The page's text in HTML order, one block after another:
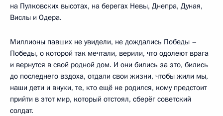
на Пулковских высотах, на берегах Невы, Днепра, Дуная,
Вислы и Одера.
Миллионы павших не увидели, не дождались Победы –
Победы, о которой так мечтали, верили, что одолеют врага
и вернутся в свой родной дом. И они бились за это, бились
до последнего вздоха, отдали свои жизни, чтобы жили мы,
наши дети и внуки, те, кто ещё не родился, кому предстоит
прийти в этот мир, который отстоял, сберёг советский
солдат.